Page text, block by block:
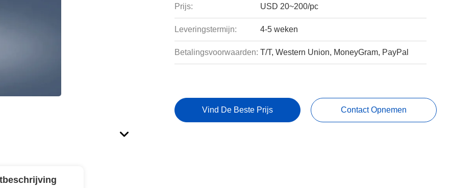
Prijs: USD 20~200/pc
Leveringstermijn: 4-5 weken
Betalingsvoorwaarden: T/T, Western Union, MoneyGram, PayPal
Vind De Beste Prijs Contact Opnemen